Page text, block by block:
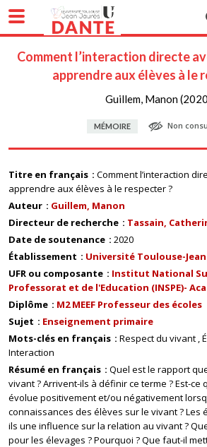
Comment l’interaction directe
apprendre aux élèves à le
Guillem, Manon
MÉMOIRE Non
Titre en français
Comment l’interaction
apprendre aux élèves à le respecter ?
Auteur
Guillem, Manon
Directeur de recherche
Tassain,
Date de soutenance
2020
Établissement
Université Toulouse-Jean
UFR ou composante
Institut National
Professorat et de l'Education (INSPE)-
Diplôme
M2 MEEF Professeur des écoles
Sujet
Enseignement primaire
Mots-clés en français
Respect du vivant
Interaction
Résumé en français
Quel est le rapport
vivant ? Arrivent-ils à définir ce terme ? Est-ce
évolue positivement et/ou négativement
connaissances des élèves sur le vivant ? Les
ils une influence sur la relation au vivant ?
pour les élevages ? Pourquoi ? Que faut-il